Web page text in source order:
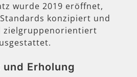
wurde 2019 eröffnet,
konzipiert und
zielgruppenorientiert
Erholung